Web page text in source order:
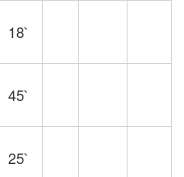
18`
45`
25`